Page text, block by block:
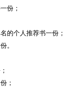
份；
的个人推荐书一份；
。
；